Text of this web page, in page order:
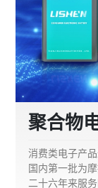
聚合物
消费类电子产
国内第一批为
二十六年来服